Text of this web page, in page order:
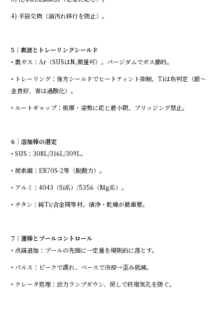
4) 手袋交換（油汚れ移行を防止）。
5｜裏波とトレーリングシールド
• 裏ガス：Ar（SUSはN₂微量可）。パージダムでガス節約。
• トレーリング：後方シールドでヒートティント抑制、Tiは色判定（銀〜
金良好、青は過酸化）。
• ルートギャップ：板厚・姿勢に応じ最小限、ブリッジング禁止。
6｜溶加棒の選定
• SUS：308L/316L/309L。
• 炭素鋼：ER70S-2等（脱酸力）。
• アルミ：4043（Si系）/5356（Mg系）。
• チタン：純Ti/合金同等材。清浄・乾燥が最重要。
7｜運棒とプールコントロール
• 点滴追加：プールの先頭に一定量を規則的に落とす。
• パルス：ピークで濡れ、ベースで冷却→歪み低減。
• クレータ処理：出力ランプダウン、戻しで終端気孔を防ぐ。